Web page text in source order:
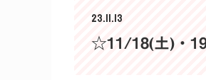
23.11.13
☆11/18(土)・